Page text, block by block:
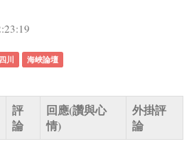
川 海峽論壇
評
論
回應(讚與心
情)
外掛評
論